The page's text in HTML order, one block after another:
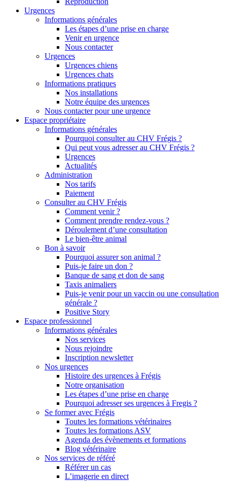
Urgences
Informations générales
Les étapes d’une prise en charge
Venir en urgence
Nous contacter
Urgences
Urgences chiens
Urgences chats
Informations pratiques
Nos installations
Notre équipe des urgences
Nous contacter pour une urgence
Espace propriétaire
Informations générales
Pourquoi consulter au CHV Frégis ?
Qui peut vous adresser au CHV Frégis ?
Urgences
Actualités
Administration
Nos tarifs
Paiement
Consulter au CHV Frégis
Comment venir ?
Comment prendre rendez-vous ?
Déroulement d’une consultation
Le bien-être animal
Bon à savoir
Pourquoi assurer son animal ?
Puis-je faire un don ?
Banque de sang et don de sang
Taxis animaliers
Puis-je venir pour un vaccin ou une consultation
générale ?
Positive Story
Espace professionnel
Informations générales
Nos services
Nous rejoindre
Inscription newsletter
Nos urgences
Histoire des urgences à Frégis
Notre organisation
Les étapes d’une prise en charge
Pourquoi adresser ses urgences à Fregis ?
Se former avec Frégis
Toutes les formations vétérinaires
Toutes les formations ASV
Agenda des évènements et formations
Blog vétérinaire
Nos services de référé
Référer un cas
L’imagerie en direct